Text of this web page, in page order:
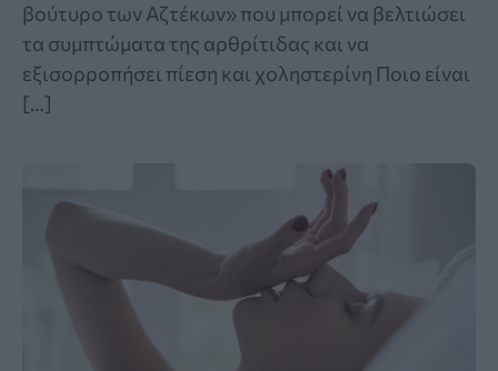
βούτυρο των Αζτέκων» που μπορεί να βελτιώσει
τα συμπτώματα της αρθρίτιδας και να
εξισορροπήσει πίεση και χοληστερίνη Ποιο είναι
[…]